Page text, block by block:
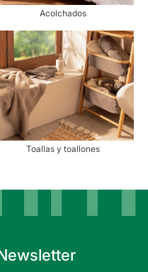
Acolchados
Toallas y toallones